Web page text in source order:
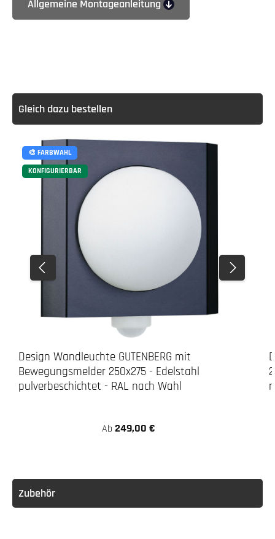
Allgemeine Montageanleitung
Gleich dazu bestellen
🎨 FARBWAHL
KONFIGURIERBAR
Design Wandleuchte GUTENBERG mit
Bewegungsmelder 250x275 - Edelstahl
pulverbeschichtet - RAL nach Wahl
Ab 249,00 €
Zubehör